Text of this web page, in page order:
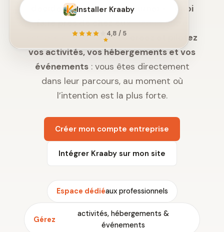
Installer Kraaby
4,8 / 5
décider où sortir,où séjourner
quoi
faire près de chez eux. Depuis votre
compte entreprise, vous
créez et pilotez
vos activités, vos hébergements et vos
événements: vous êtes directement
dans leur parcours, au moment où
l’intention est la plus forte.
Créer mon compte entreprise
Intégrer Kraaby sur mon site
Espace dédiéaux professionnels
Gérez
activités, hébergements &
événements